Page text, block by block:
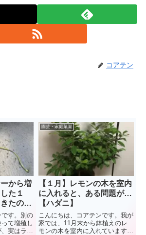
コアテン
から増
た１
たの
です。別の
て増殖し
実はラン
園芸・家庭菜園
【１月】レモンの木を室内
に入れると、ある問題が…
【ハダニ】
こんにちは、コアテンです。我が
家では、11月末から鉢植えのレ
モンの木を室内に入れています。